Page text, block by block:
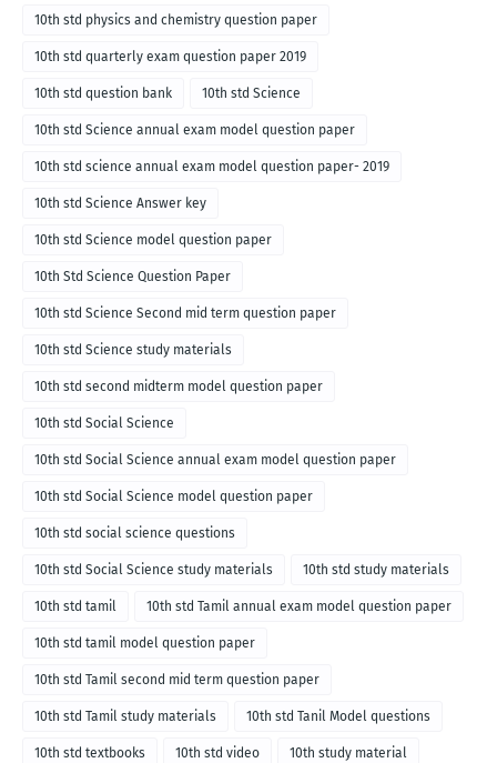
10th std physics and chemistry question paper
10th std quarterly exam question paper 2019
10th std question bank 10th std Science
10th std Science annual exam model question paper
10th std science annual exam model question paper- 2019
10th std Science Answer key
10th std Science model question paper
10th Std Science Question Paper
10th std Science Second mid term question paper
10th std Science study materials
10th std second midterm model question paper
10th std Social Science
10th std Social Science annual exam model question paper
10th std Social Science model question paper
10th std social science questions
10th std Social Science study materials 10th std study materials
10th std tamil 10th std Tamil annual exam model question paper
10th std tamil model question paper
10th std Tamil second mid term question paper
10th std Tamil study materials 10th std Tanil Model questions
10th std textbooks 10th std video 10th study material